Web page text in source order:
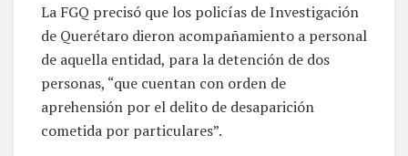
La FGQ precisó que los policías de Investigación
de Querétaro dieron acompañamiento a personal
de aquella entidad, para la detención de dos
personas, “que cuentan con orden de
aprehensión por el delito de desaparición
cometida por particulares”.